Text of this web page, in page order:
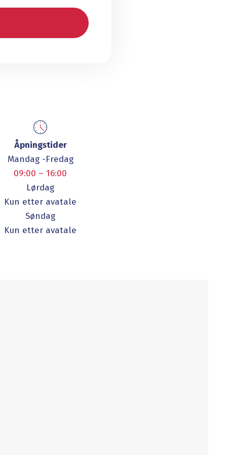
Åpningstider
Mandag -Fredag
09:00 – 16:00
Lørdag
Kun etter avatale
Søndag
Kun etter avatale